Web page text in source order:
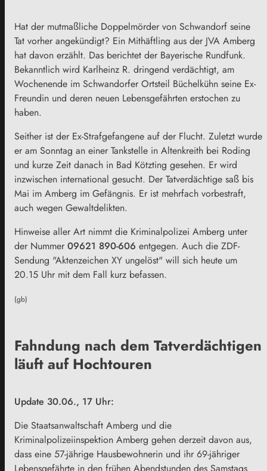
Hat der mutmaßliche Doppelmörder von Schwandorf seine
Tat vorher angekündigt? Ein Mithäftling aus der JVA Amberg
hat davon erzählt. Das berichtet der Bayerische Rundfunk.
Bekanntlich wird Karlheinz R. dringend verdächtigt, am
Wochenende im Schwandorfer Ortsteil Büchelkühn seine Ex-
Freundin und deren neuen Lebensgefährten erstochen zu
haben.
Seither ist der Ex-Strafgefangene auf der Flucht. Zuletzt wurde
er am Sonntag an einer Tankstelle in Altenkreith bei Roding
und kurze Zeit danach in Bad Kötzting gesehen. Er wird
inzwischen international gesucht. Der Tatverdächtige saß bis
Mai im Amberg im Gefängnis. Er ist mehrfach vorbestraft,
auch wegen Gewaltdelikten.
Hinweise aller Art nimmt die Kriminalpolizei Amberg unter
der Nummer 09621 890-606 entgegen. Auch die ZDF-
Sendung "Aktenzeichen XY ungelöst" will sich heute um
20.15 Uhr mit dem Fall kurz befassen.
(gb)
Fahndung nach dem Tatverdächtigen
läuft auf Hochtouren
Update 30.06., 17 Uhr:
Die Staatsanwaltschaft Amberg und die
Kriminalpolizeiinspektion Amberg gehen derzeit davon aus,
dass eine 57-jährige Hausbewohnerin und ihr 69-jähriger